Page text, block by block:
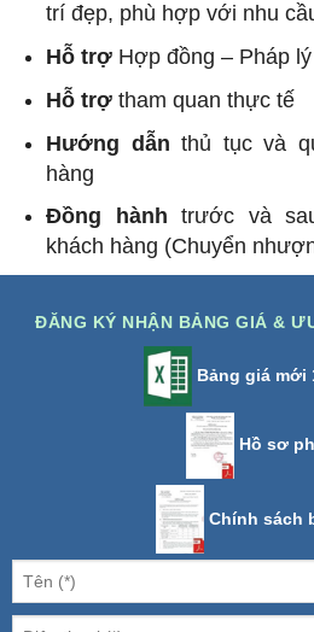
trí đẹp, phù hợp với nhu
Hỗ trợ Hợp đồng – Pháp lý
Hỗ trợtham quan thực tế
Hướng dẫn thủ tục và
hàng
Đồng hành trước và
khách hàng (Chuyển
ĐĂNG KÝ NHẬN BẢNG GIÁ &
Bảng giá mới
Hồ sơ
Chính sách